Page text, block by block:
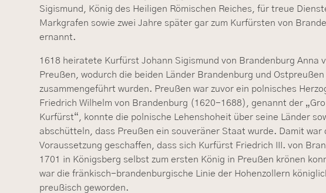
Sigismund, König des Heiligen Römischen Reiches, für treue
Markgrafen sowie zwei Jahre später gar zum Kurfürsten von
ernannt.
1618 heiratete Kurfürst Johann Sigismund von Brandenburg Anna
Preußen, wodurch die beiden Länder Brandenburg und Ostpreußen
zusammengeführt wurden. Preußen war zuvor ein polnisches
Friedrich Wilhelm von Brandenburg (1620-1688), genannt der
Kurfürst“, konnte die polnische Lehenshoheit über seine Länder
abschütteln, dass Preußen ein souveräner Staat wurde. Damit war
Voraussetzung geschaffen, dass sich Kurfürst Friedrich III. von
1701 in Königsberg selbst zum ersten König in Preußen krönen
war die fränkisch-brandenburgische Linie der Hohenzollern
preußisch geworden.